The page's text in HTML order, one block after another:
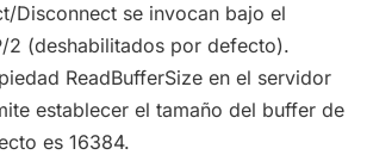
Disconnect se invocan bajo el
2 (deshabilitados por defecto).
ReadBufferSize en el servidor
establecer el tamaño del buffer de
es 16384.